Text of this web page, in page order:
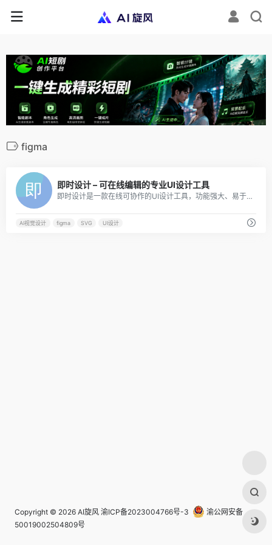
figma
即时设计 – 可在线编辑的专业UI设计工具
即时设计是一款在线可协作的UI设计工具，功能强大、易于使用，适用于各种UI设计需求。
AI视觉设计 figma SVG UI设计
Copyright © 2026 AI旋风 渝ICP备2023004766号-3
渝公网安备
50019002504809号